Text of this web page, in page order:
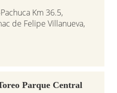
Km 36.5,
de Felipe Villanueva,
Parque Central